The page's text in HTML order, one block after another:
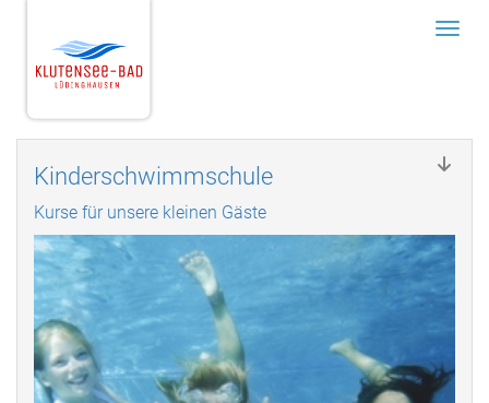
Kinderschwimmschule
Kurse für unsere kleinen Gäste